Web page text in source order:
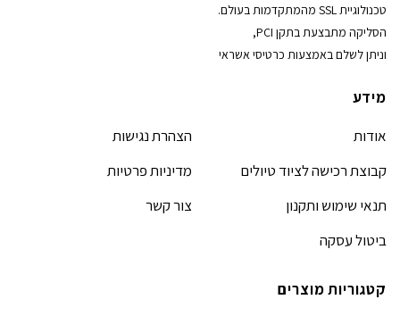
טכנולוגיית SSL מהמתקדמות בעולם.
הסליקה מתבצעת בתקן PCI,
וניתן לשלם באמצעות כרטיסי אשראי
מידע
אודות
קבוצת רכישה לציוד טיולים
תנאי שימוש ותקנון
ביטול עסקה
הצהרת נגישות
מדיניות פרטיות
צור קשר
קטגוריות מוצרים